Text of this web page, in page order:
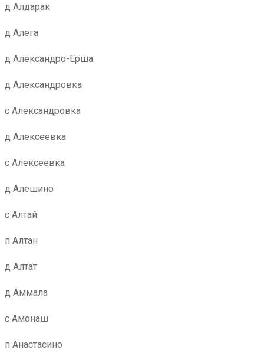
д Алдарак
д Алега
д Александро-Ерша
д Александровка
с Александровка
д Алексеевка
с Алексеевка
д Алешино
с Алтай
п Алтан
д Алтат
д Аммала
с Амонаш
п Анастасино